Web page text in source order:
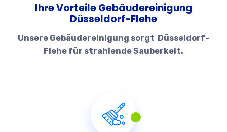
Ihre Vorteile Gebäudereinigung
Düsseldorf-Flehe
Unsere Gebäudereinigung sorgt Düsseldorf-
Flehe für strahlende Sauberkeit.